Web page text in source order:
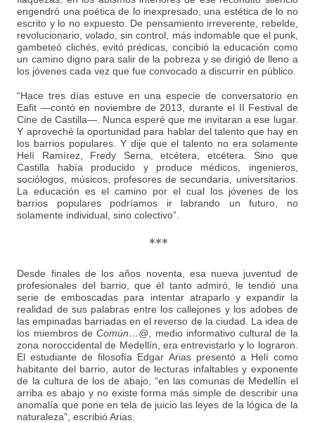
engendró una poética de lo inexpresado, una estética de lo no
escrito y lo no expuesto. De pensamiento irreverente, rebelde,
revolucionario, volado, sin control, más indomable que el punk,
gambeteó clichés, evitó prédicas, concibió la educación como
un camino digno para salir de la pobreza y se dirigió de lleno a
los jóvenes cada vez que fue convocado a discurrir en público.
“Hace tres días estuve en una especie de conversatorio en
Eafit —contó en noviembre de 2013, durante el II Festival de
Cine de Castilla—. Nunca esperé que me invitaran a ese lugar.
Y aproveché la oportunidad para hablar del talento que hay en
los barrios populares. Y dije que el talento no era solamente
Helí Ramírez, Fredy Serna, etcétera, etcétera. Sino que
Castilla había producido y produce médicos, ingenieros,
sociólogos, músicos, profesores de secundaria, universitarios.
La educación es el camino por el cual los jóvenes de los
barrios populares podríamos ir labrando un futuro, no
solamente individual, sino colectivo”.
***
Desde finales de los años noventa, esa nueva juventud de
profesionales del barrio, que él tanto admiró, le tendió una
serie de emboscadas para intentar atraparlo y expandir la
realidad de sus palabras entre los callejones y los adobes de
las empinadas barriadas en el reverso de la ciudad. La idea de
los miembros deComún…@ , medio informativo cultural de la
zona noroccidental de Medellín, era entrevistarlo y lo lograron.
El estudiante de filosofía Edgar Arias presentó a Helí como
habitante del barrio, autor de lecturas infaltables y exponente
de la cultura de los de abajo, “en las comunas de Medellín el
arriba es abajo y no existe forma más simple de describir una
anomalía que pone en tela de juicio las leyes de la lógica de la
naturaleza”, escribió Arias.